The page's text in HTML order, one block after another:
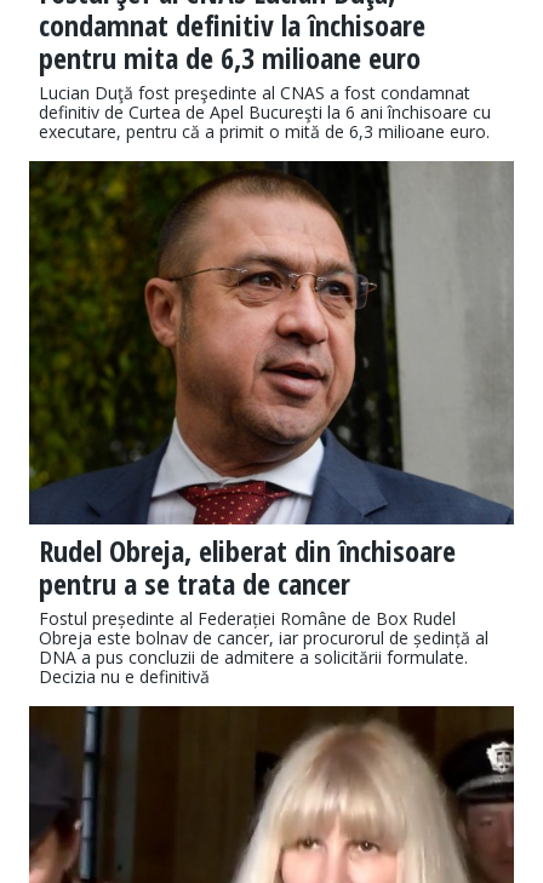
condamnat definitiv la închisoare
pentru mita de 6,3 milioane euro
Lucian Duţă fost preşedinte al CNAS a fost condamnat
definitiv de Curtea de Apel Bucureşti la 6 ani închisoare cu
executare, pentru că a primit o mită de 6,3 milioane euro.
Rudel Obreja, eliberat din închisoare
pentru a se trata de cancer
Fostul președinte al Federației Române de Box Rudel
Obreja este bolnav de cancer, iar procurorul de ședință al
DNA a pus concluzii de admitere a solicitării formulate.
Decizia nu e definitivă